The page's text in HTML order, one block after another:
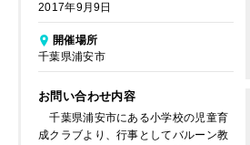
2017年9月9日
開催場所
千葉県浦安市
お問い合わせ内容
千葉県浦安市にある小学校の児童育
成クラブより、行事としてバルーン教